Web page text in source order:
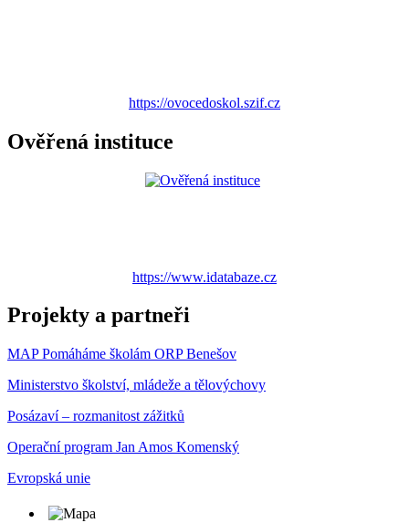
https://ovocedoskol.szif.cz
Ověřená instituce
https://www.idatabaze.cz
Projekty a partneři
MAP Pomáháme školám ORP Benešov
Ministerstvo školství, mládeže a tělovýchovy
Posázaví – rozmanitost zážitků
Operační program Jan Amos Komenský
Evropská unie